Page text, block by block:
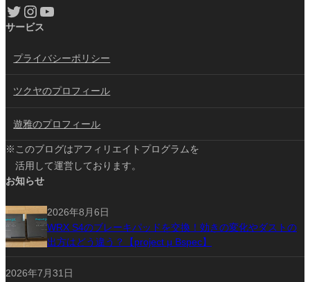
Twitter Instagram YouTube
サービス
プライバシーポリシー
ツクヤのプロフィール
遊雅のプロフィール
※このブログはアフィリエイトプログラムを
活用して運営しております。
お知らせ
2026年8月6日
WRX S4のブレーキパッドを交換！効きの変化やダストの
出方はどう違う？【project μ Bspec】
2026年7月31日